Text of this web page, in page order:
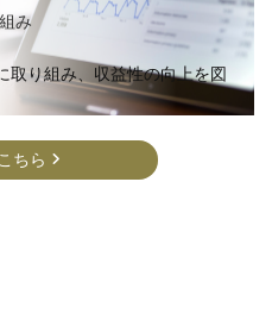
み
取り組み、収益性の向上を図
ちら